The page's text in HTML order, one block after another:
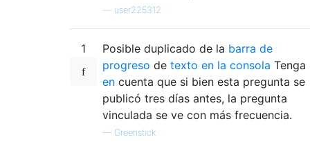
user225312
1 Posible duplicado de la barra de
progreso de texto en la consola Tenga
en cuenta que si bien esta pregunta se
publicó tres días antes, la pregunta
vinculada se ve con más frecuencia.
— Greenstick